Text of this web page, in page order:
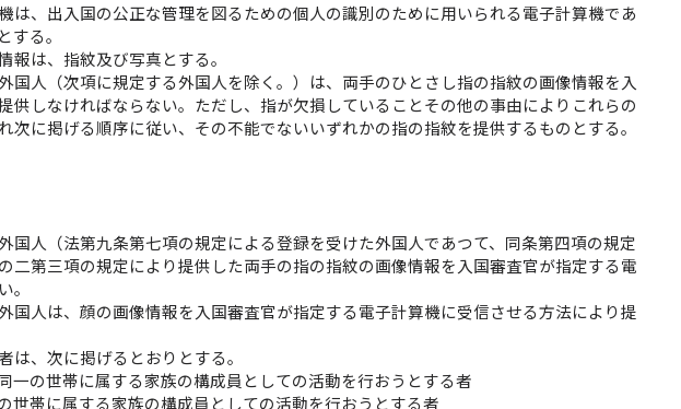
は、出入国の公正な管理を図るための個人の識別のために用いられる電子計算機であ
する。
は、指紋及び写真とする。
国人（次項に規定する外国人を除く。）は、両手のひとさし指の指紋の画像情報を入
供しなければならない。ただし、指が欠損していることその他の事由によりこれらの
に掲げる順序に従い、その不能でないいずれかの指の指紋を提供するものとする。
国人（法第九条第七項の規定による登録を受けた外国人であつて、同条第四項の規定
二第三項の規定により提供した両手の指の指紋の画像情報を入国審査官が指定する電
。
国人は、顔の画像情報を入国審査官が指定する電子計算機に受信させる方法により提
、次に掲げるとおりとする。
一の世帯に属する家族の構成員としての活動を行おうとする者
世帯に属する家族の構成員としての活動を行おうとする者